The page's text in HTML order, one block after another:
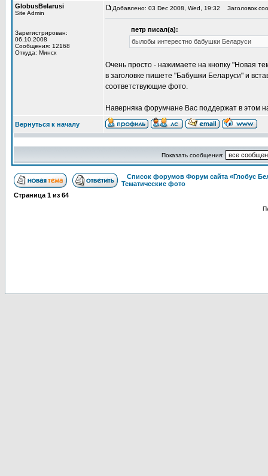
GlobusBelarusi
Site Admin
Зарегистрирован:
06.10.2008
Сообщения: 12168
Откуда: Минск
Добавлено: 03 Dec 2008, Wed, 19:32 Заголовок
петр писал(а):
былобы интерестно бабушки Беларуси
Очень просто - нажимаете на кнопку "Новая
в заголовке пишете "Бабушки Беларуси" и
соответствующие фото.
Наверняка форумчане Вас поддержат в этом
Вернуться к началу
Показать сообщения:
Список форумов Форум сайта «Глобус
Тематические фото
Страница 1 из 64